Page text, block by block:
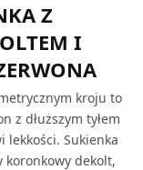
Z
I
kroju to
z dłuższym tyłem
Sukienka
koronkowy dekolt,